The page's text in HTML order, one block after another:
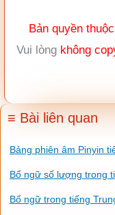
Bản quyền
Vui lòng không
≡ Bài liên quan
Bảng phiên âm Pinyin
Bổ ngữ số lượng trong
Bổ ngữ trong tiếng